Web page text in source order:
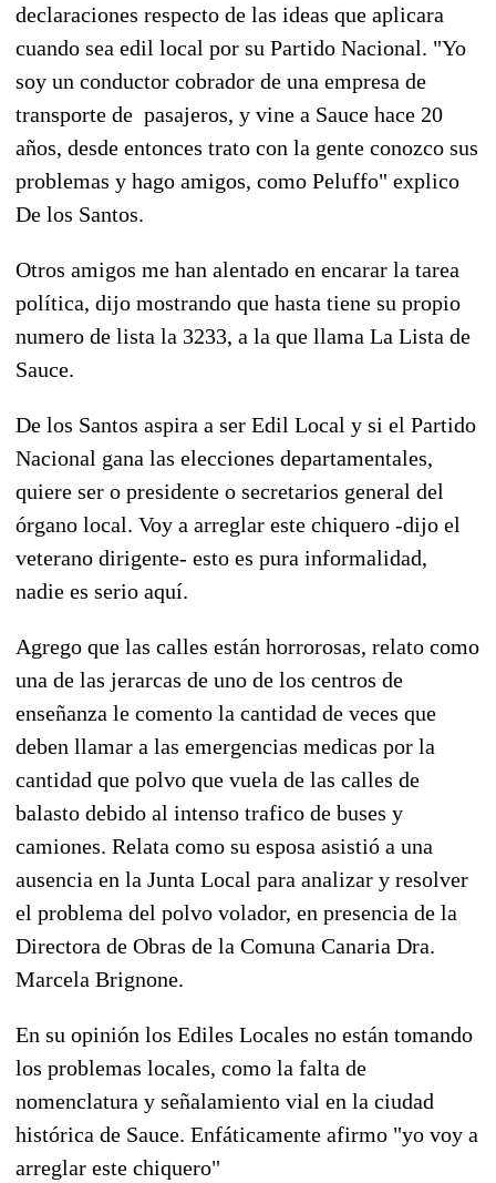
declaraciones respecto de las ideas que aplicara
cuando sea edil local por su Partido Nacional. "Yo
soy un conductor cobrador de una empresa de
transporte de pasajeros, y vine a Sauce hace 20
años, desde entonces trato con la gente conozco sus
problemas y hago amigos, como Peluffo" explico
De los Santos.
Otros amigos me han alentado en encarar la tarea
política, dijo mostrando que hasta tiene su propio
numero de lista la 3233, a la que llama La Lista de
Sauce.
De los Santos aspira a ser Edil Local y si el Partido
Nacional gana las elecciones departamentales,
quiere ser o presidente o secretarios general del
órgano local. Voy a arreglar este chiquero -dijo el
veterano dirigente- esto es pura informalidad,
nadie es serio aquí.
Agrego que las calles están horrorosas, relato como
una de las jerarcas de uno de los centros de
enseñanza le comento la cantidad de veces que
deben llamar a las emergencias medicas por la
cantidad que polvo que vuela de las calles de
balasto debido al intenso trafico de buses y
camiones. Relata como su esposa asistió a una
ausencia en la Junta Local para analizar y resolver
el problema del polvo volador, en presencia de la
Directora de Obras de la Comuna Canaria Dra.
Marcela Brignone.
En su opinión los Ediles Locales no están tomando
los problemas locales, como la falta de
nomenclatura y señalamiento vial en la ciudad
histórica de Sauce. Enfáticamente afirmo "yo voy a
arreglar este chiquero"